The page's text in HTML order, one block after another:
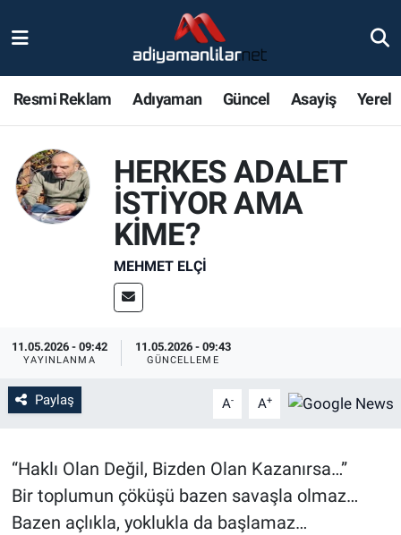
Resmi Reklam Adıyaman Güncel Asayiş Yerel
HERKES ADALET
İSTİYOR AMA
KİME?
MEHMET ELÇI
11.05.2026 - 09:42
YAYINLANMA
11.05.2026 - 09:43
GÜNCELLEME
Paylaş A- A+
“Haklı Olan Değil, Bizden Olan Kazanırsa…”
Bir toplumun çöküşü bazen savaşla olmaz…
Bazen açlıkla, yoklukla da başlamaz…
Röportajlar
Magazin
Bölge Haberleri
Asayiş
Sağlık
Kültür Sanat
Eğitim
Nöbetçi Eczaneler
Adiyaman Namaz Vakitleri
Trafik Durumu
Süper Lig Puan Durumu ve Fikstür
Tüm Manşetler
Son Dakika Haberleri
Haber Arşivi